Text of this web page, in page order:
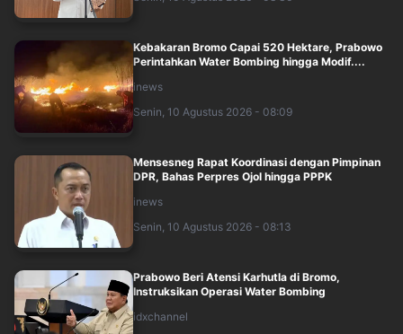
Kebakaran Bromo Capai 520 Hektare, Prabowo
Perintahkan Water Bombing hingga Modif....
inews
Senin, 10 Agustus 2026 - 08:09
Mensesneg Rapat Koordinasi dengan Pimpinan
DPR, Bahas Perpres Ojol hingga PPPK
inews
Senin, 10 Agustus 2026 - 08:13
Prabowo Beri Atensi Karhutla di Bromo,
Instruksikan Operasi Water Bombing
idxchannel